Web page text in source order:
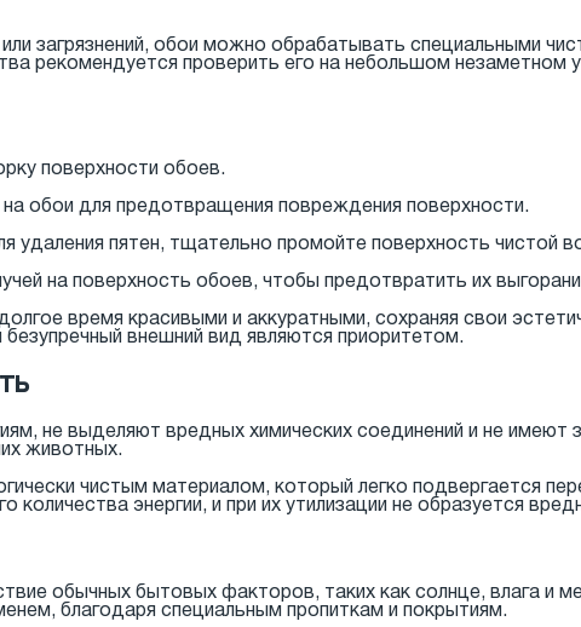
или загрязнений, обои можно обрабатывать специальными
рекомендуется проверить его на небольшом незаметном
поверхности обоев.
обои для предотвращения повреждения поверхности.
удаления пятен, тщательно промойте поверхность чистой
на поверхность обоев, чтобы предотвратить их
время красивыми и аккуратными, сохраняя свои
внешний вид являются приоритетом.
не выделяют вредных химических соединений и не имеют
животных.
чистым материалом, который легко подвергается
энергии, и при их утилизации не образуется
обычных бытовых факторов, таких как солнце, влага и
благодаря специальным пропиткам и покрытиям.